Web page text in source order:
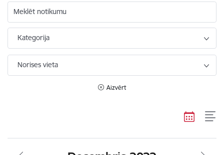
Meklēt notikumu
Kategorija
Norises vieta
Aizvērt